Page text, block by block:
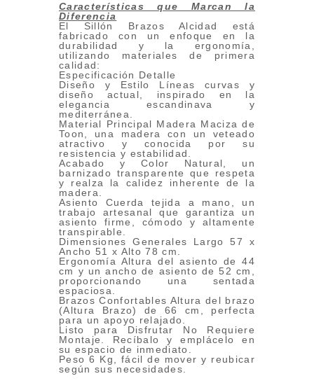
Características que Marcan la
Diferencia
El Sillón Brazos Alcidad está
fabricado con un enfoque en la
durabilidad y la ergonomía,
utilizando materiales de primera
calidad:
Especificación Detalle
Diseño y Estilo Líneas curvas y
diseño actual, inspirado en la
elegancia escandinava y
mediterránea.
Material Principal Madera Maciza de
Toon, una madera con un veteado
atractivo y conocida por su
resistencia y estabilidad.
Acabado y Color Natural, un
barnizado transparente que respeta
y realza la calidez inherente de la
madera.
Asiento Cuerda tejida a mano, un
trabajo artesanal que garantiza un
asiento firme, cómodo y altamente
transpirable.
Dimensiones Generales Largo 57 x
Ancho 51 x Alto 78 cm.
Ergonomía Altura del asiento de 44
cm y un ancho de asiento de 52 cm,
proporcionando una sentada
espaciosa.
Brazos Confortables Altura del brazo
(Altura Brazo) de 66 cm, perfecta
para un apoyo relajado.
Listo para Disfrutar No Requiere
Montaje. Recíbalo y emplácelo en
su espacio de inmediato.
Peso 6 Kg, fácil de mover y reubicar
según sus necesidades.